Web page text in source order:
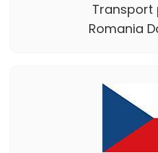
Transport
Romania